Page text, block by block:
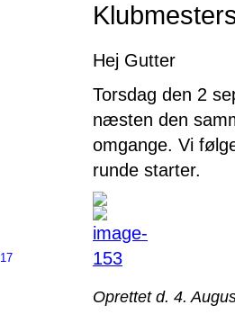
Hej Gutter
Torsdag den 2
næsten den
omgange. Vi
runde starter.
Oprettet d. 4.